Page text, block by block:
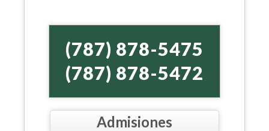
(787) 878-5475
(787) 878-5472
Admisiones